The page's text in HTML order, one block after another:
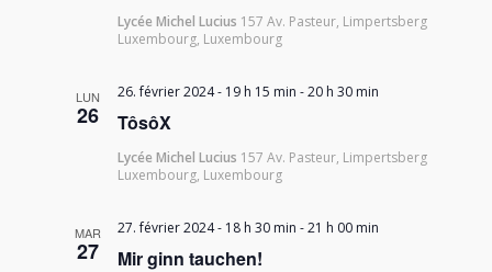
Lycée Michel Lucius 157 Av. Pasteur, Limpertsberg
Luxembourg, Luxembourg
LUN
26 TôsôX
26. février 2024 - 19 h 15 min -20 h 30 min
Lycée Michel Lucius 157 Av. Pasteur, Limpertsberg
Luxembourg, Luxembourg
MAR
27 Mir ginn tauchen!
27. février 2024 - 18 h 30 min -21 h 00 min